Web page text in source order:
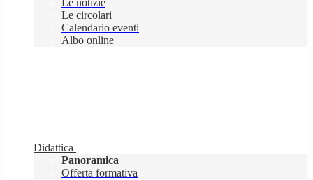
Le notizie
Le circolari
Calendario eventi
Albo online
Didattica
Panoramica
Offerta formativa